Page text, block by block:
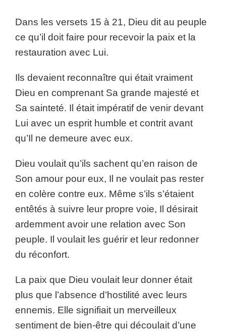
Dans les versets 15 à 21, Dieu dit au peuple
ce qu’il doit faire pour recevoir la paix et la
restauration avec Lui.
Ils devaient reconnaître qui était vraiment
Dieu en comprenant Sa grande majesté et
Sa sainteté. Il était impératif de venir devant
Lui avec un esprit humble et contrit avant
qu’Il ne demeure avec eux.
Dieu voulait qu’ils sachent qu’en raison de
Son amour pour eux, Il ne voulait pas rester
en colère contre eux. Même s’ils s’étaient
entêtés à suivre leur propre voie, Il désirait
ardemment avoir une relation avec Son
peuple. Il voulait les guérir et leur redonner
du réconfort.
La paix que Dieu voulait leur donner était
plus que l’absence d’hostilité avec leurs
ennemis. Elle signifiait un merveilleux
sentiment de bien-être qui découlait d’une